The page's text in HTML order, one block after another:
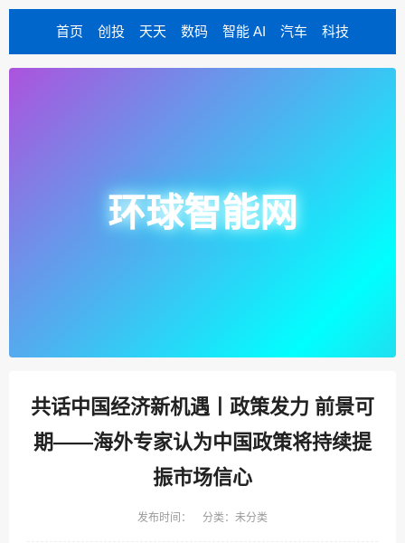
首页 创投 天天 数码 智能 AI 汽车 科技
环球智能网
共话中国经济新机遇丨政策发力 前景可
期——海外专家认为中国政策将持续提
振市场信心
发布时间： 分类：未分类